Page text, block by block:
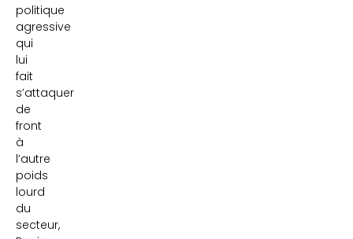
politique
agressive
qui
lui
fait
s’attaquer
de
front
à
l’autre
poids
lourd
du
secteur,